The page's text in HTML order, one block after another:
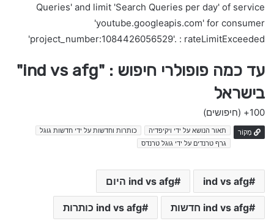
Queries' and limit 'Search Queries per day' of service
'youtube.googleapis.com' for consumer
'project_number:1084426056529'. : rateLimitExceeded
עד כמה פופולרי חיפוש : "ind vs afg"
בישראל
100+ (חיפושים)
מָקוֹר תאור הנושא על ידי ויקיפדיה
כותרות וחדשות על ידי חדשות גוגל
גרף טרנדים על ידי גוגל טרנדס
ind vs afg ind vs afg היום
ind vs afg חדשות ind vs afg כותרות